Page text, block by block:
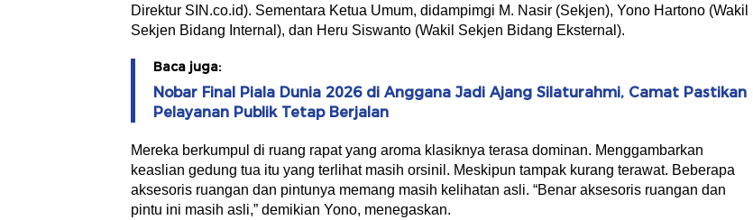
Direktur SIN.co.id). Sementara Ketua Umum, didampimgi M. Nasir (Sekjen), Yono Hartono (Wakil
Sekjen Bidang Internal), dan Heru Siswanto (Wakil Sekjen Bidang Eksternal).
Baca juga:
Nobar Final Piala Dunia 2026 di Anggana Jadi Ajang Silaturahmi, Camat Pastikan
Pelayanan Publik Tetap Berjalan
Mereka berkumpul di ruang rapat yang aroma klasiknya terasa dominan. Menggambarkan
keaslian gedung tua itu yang terlihat masih orsinil. Meskipun tampak kurang terawat. Beberapa
aksesoris ruangan dan pintunya memang masih kelihatan asli. “Benar aksesoris ruangan dan
pintu ini masih asli,” demikian Yono, menegaskan.